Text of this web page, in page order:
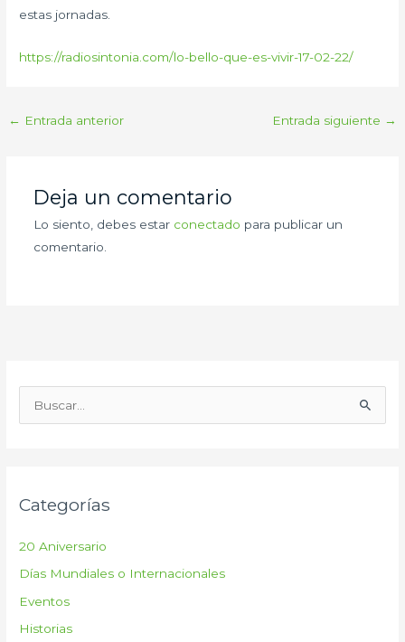
estas jornadas.
https://radiosintonia.com/lo-bello-que-es-vivir-17-02-22/
← Entrada anterior Entrada siguiente →
Deja un comentario
Lo siento, debes estar conectado para publicar un
comentario.
a
p
o
r
:
Categorías
20 Aniversario
Días Mundiales o Internacionales
Eventos
Historias